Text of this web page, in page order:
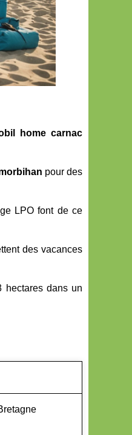
home carnac
pour des
LPO font de ce
des vacances
hectares dans un